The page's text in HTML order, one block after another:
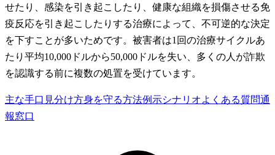
せたり、感染を引き起こしたり、健康な組織を損傷させる免
疫反応を引き起こしたりする治療によって、不可逆的な決定
を下すことが多いためです。被害者は1回の治療サイクルあ
たり平均10,000ドルから50,000ドルを失い、多くの人が詐欺
を認識する前に複数の処置を受けています。
主な手口 見分け方身を守る方法例示シナリオよくある質問通
報窓口